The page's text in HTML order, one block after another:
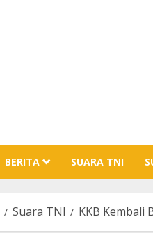
BERITA SUARA TNI
Suara TNI KKB Kembali